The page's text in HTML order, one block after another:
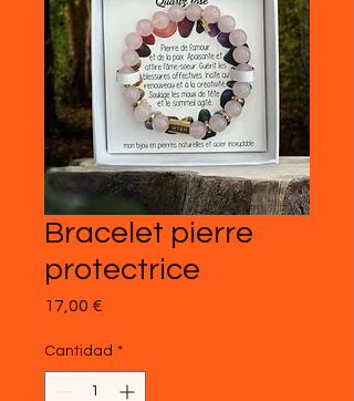
Bracelet pierre
protectrice
17,00 €
Cantidad *